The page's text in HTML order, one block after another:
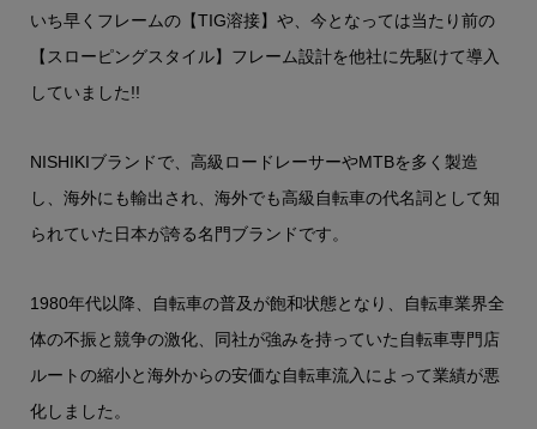
いち早くフレームの【TIG溶接】や、今となっては当たり前の
【スローピングスタイル】フレーム設計を他社に先駆けて導入
していました!!
NISHIKIブランドで、高級ロードレーサーやMTBを多く製造
し、海外にも輸出され、海外でも高級自転車の代名詞として知
られていた日本が誇る名門ブランドです。
1980年代以降、自転車の普及が飽和状態となり、自転車業界全
体の不振と競争の激化、同社が強みを持っていた自転車専門店
ルートの縮小と海外からの安価な自転車流入によって業績が悪
化しました。